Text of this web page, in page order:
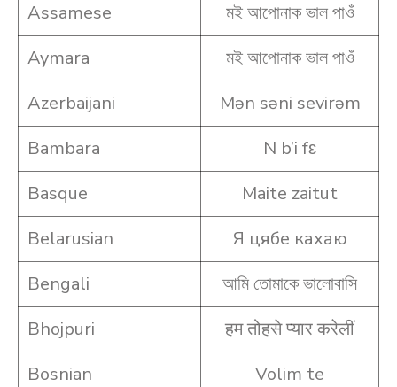
Assamese
মই আপোনাক ভাল পাওঁ
Aymara
মই আপোনাক ভাল পাওঁ
Azerbaijani
Mən səni sevirəm
Bambara
N b’i fɛ
Basque
Maite zaitut
Belarusian
Я цябе кахаю
Bengali
আমি তোমাকে ভালোবাসি
Bhojpuri
हम तोहसे प्यार करेलीं
Bosnian
Volim te